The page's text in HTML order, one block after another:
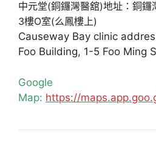
中元堂(銅鑼灣醫舘)地址：銅
3樓O室(么鳳樓上)
Causeway Bay clinic
Foo Building, 1-5 Foo Ming
Google
Map: https://